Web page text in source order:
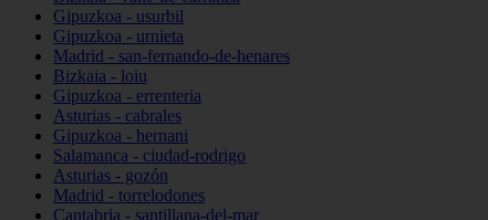
Gipuzkoa - usurbil
Gipuzkoa - urnieta
Madrid - san-fernando-de-henares
Bizkaia - loiu
Gipuzkoa - errenteria
Asturias - cabrales
Gipuzkoa - hernani
Salamanca - ciudad-rodrigo
Asturias - gozón
Madrid - torrelodones
Cantabria - santillana-del-mar